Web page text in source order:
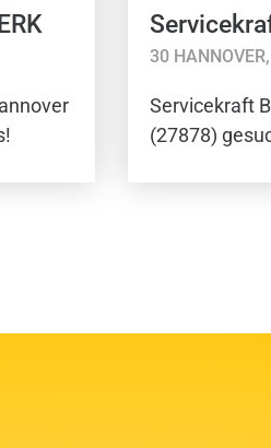
30
Servicekraft
(27878)